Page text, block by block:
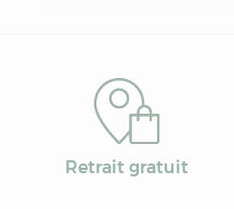
Retrait gratuit